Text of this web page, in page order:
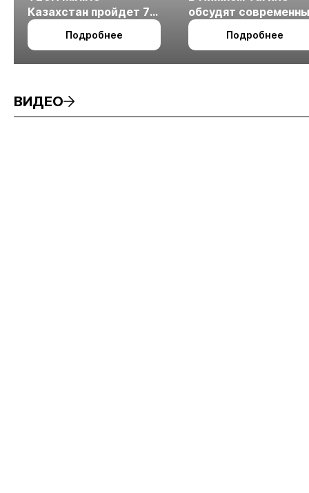
Казахстан пройдет 7
октября в Алматы
Подробнее
обсудят
технологии
измельчения
Подробнее
ВИДЕО